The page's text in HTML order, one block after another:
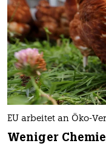
EU arbeitet an Öko-
Weniger